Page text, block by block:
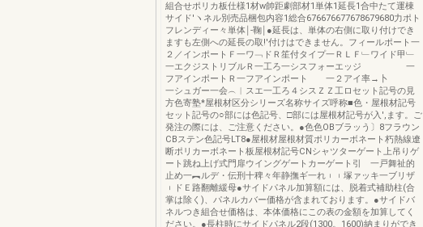
組合せポリカ板仕様1材w帥距劇部材1単体1延長1合中たて運棟
サイド′ヽネル別売品梱包内容1総合676676677678679680力ポト
フレンディー々単体￨‐鞠￨●延長は、単体の右側に取り付けでき
ますも左側への延長の取!'付けはできません。フィールポート一
２／インポートＦ一ワ﹁ドＲ笙付タイプ一ＲＬＦ﹂ワイド甲﹂
一エクジストリブルＲ一工ろ一シスフォーエッジ 一
フアインポートＲ一フアインポート 一２アイ率→卜
一シュガー一会︵︱スエ一工ろ４シスＺＺ工ロセット記号の見
方色寄塾*屋根材区分シリーズ名称サイズ呼称■色・屋根材記号
セット記号の○部には色記号、□部には屋根材記号が入',ます。ご
発注の際には、ご注意ください。●色色OBブラッう〕8フラウン
CBステン色記号LT8●屋根材屋根材質ポリカーボネート朽熱線遼
断ポリカーボネート板屋根材記号CNシャツターゲート上吊りゲ
ート跳ね上げ式門扉ウイングゲートカーゲート引 一戸舞祉的
止め一︻ルデ・伝刑十稗々年静撫ギ一れ︲︲塚ァッキ一ブリザ
︲ドＥ路翻離緩母●サイドパネル加算額には、脱着式補助柱(合
掌は除く)、パネルカバー価格が含まれております。●サイドバ
ネルつき組合せ価格は、本体価格にこの表の金額を加算してく
ださい。●長柱時にサイドパネル2段(1300。1600)納まりができ